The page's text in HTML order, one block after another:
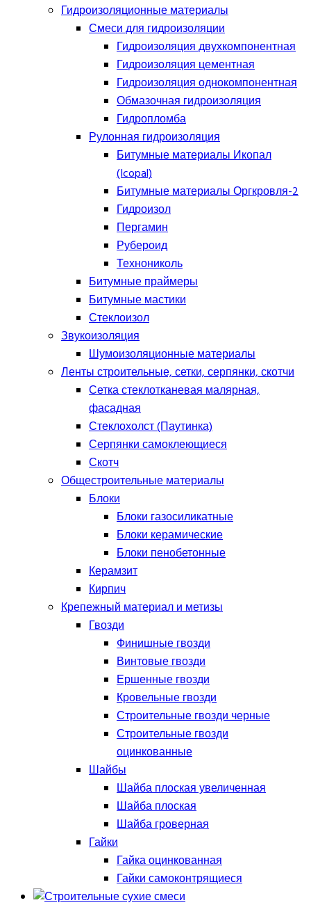
Гидроизоляционные материалы
Смеси для гидроизоляции
Гидроизоляция двухкомпонентная
Гидроизоляция цементная
Гидроизоляция однокомпонентная
Обмазочная гидроизоляция
Гидропломба
Рулонная гидроизоляция
Битумные материалы Икопал
(Icopal)
Битумные материалы Оргкровля-2
Гидроизол
Пергамин
Рубероид
Технониколь
Битумные праймеры
Битумные мастики
Стеклоизол
Звукоизоляция
Шумоизоляционные материалы
Ленты строительные, сетки, серпянки, скотчи
Сетка стеклотканевая малярная,
фасадная
Стеклохолст (Паутинка)
Серпянки самоклеющиеся
Скотч
Общестроительные материалы
Блоки
Блоки газосиликатные
Блоки керамические
Блоки пенобетонные
Керамзит
Кирпич
Крепежный материал и метизы
Гвозди
Финишные гвозди
Винтовые гвозди
Ершенные гвозди
Кровельные гвозди
Строительные гвозди черные
Строительные гвозди
оцинкованные
Шайбы
Шайба плоская увеличенная
Шайба плоская
Шайба гроверная
Гайки
Гайка оцинкованная
Гайки самоконтрящиеся